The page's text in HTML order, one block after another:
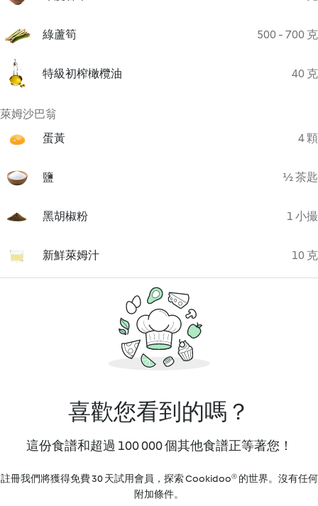
綠蘆筍 500 - 700 克
特級初榨橄欖油 40 克
萊姆沙巴翁
蛋黃
4 顆
鹽 ½ 茶匙
黑胡椒粉 1 小撮
新鮮萊姆汁 10 克
喜歡您看到的嗎？
這份食譜和超過 100 000 個其他食譜正等著您！
註冊我們將獲得免費 30 天試用會員，探索 Cookidoo® 的世界。沒有任何
附加條件。